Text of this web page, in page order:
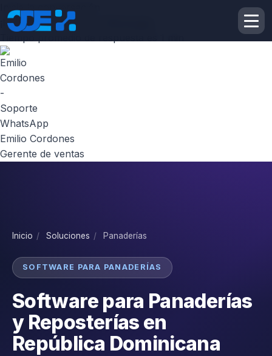
Inicie la conversación
¡Hola! Escribenos por
Emilio Cordones
Gerente de ventas
Inicio / Soluciones / Panaderías
SOFTWARE PARA PANADERÍAS
Software para Panaderías
y Reposterías en
República Dominicana